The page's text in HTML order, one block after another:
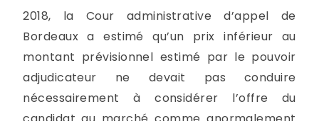
2018, la Cour administrative d’appel de
Bordeaux a estimé qu’un prix inférieur au
montant prévisionnel estimé par le pouvoir
adjudicateur ne devait pas conduire
nécessairement à considérer l’offre du